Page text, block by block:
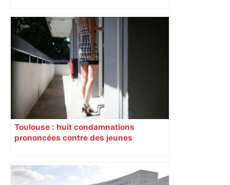
Toulouse : huit condamnations
prononcées contre des jeunes